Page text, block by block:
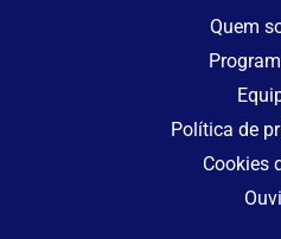
Quem
Política de
Cookies